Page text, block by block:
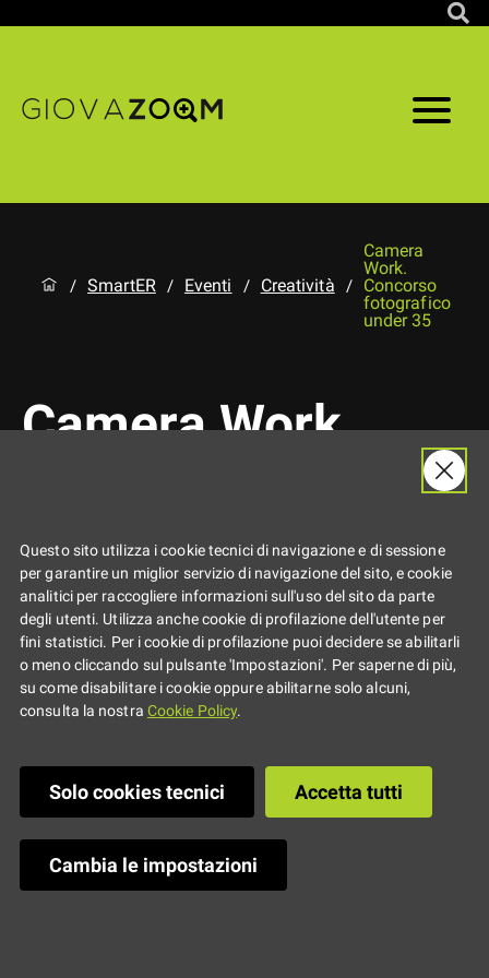
/ SmartER / Eventi / Creatività /
Camera
Work.
Concorso
fotografico
under 35
Camera Work.
fotografico under
35
Questo sito utilizza i cookie tecnici di navigazione e di sessione
per garantire un miglior servizio di navigazione del sito, e cookie
analitici per raccogliere informazioni sull'uso del sito da parte
degli utenti. Utilizza anche cookie di profilazione dell'utente per
fini statistici. Per i cookie di profilazione puoi decidere se abilitarli
o meno cliccando sul pulsante 'Impostazioni'. Per saperne di più,
su come disabilitare i cookie oppure abilitarne solo alcuni,
consulta la nostra Cookie Policy.
Solo cookies tecnici Accetta tutti
Cambia le impostazioni